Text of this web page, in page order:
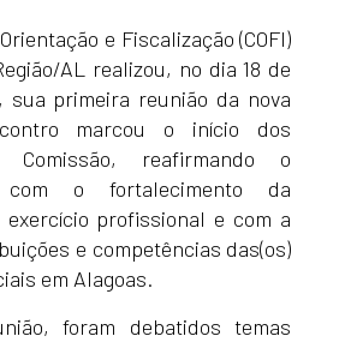
e Fiscalização (COFI)
AL realizou, no dia 18 de
sua primeira reunião da nova
marcou o início dos
reafirmando o
com o fortalecimento da
profissional e com a
e competências das(os)
em Alagoas.
foram debatidos temas